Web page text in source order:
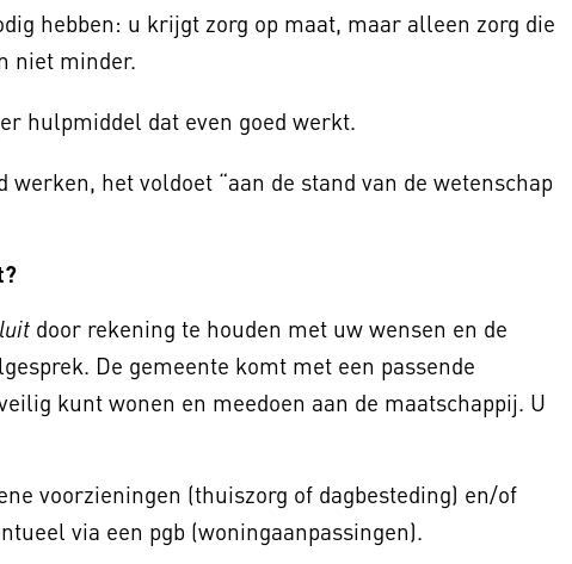
hebben: u krijgt zorg op maat, maar alleen zorg die
niet minder.
hulpmiddel dat even goed werkt.
het voldoet “aan de stand van de wetenschap
door rekening te houden met uw wensen en de
De gemeente komt met een passende
kunt wonen en meedoen aan de maatschappij. U
voorzieningen (thuiszorg of dagbesteding) en/of
via een pgb (woningaanpassingen).